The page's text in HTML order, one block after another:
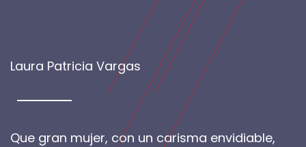
Laura Patricia Vargas
Que gran mujer, con un carisma envidiable,